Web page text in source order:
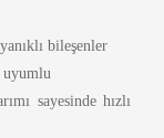
bileşenler
sayesinde hızlı